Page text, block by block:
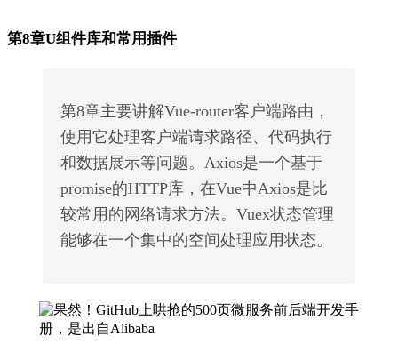
第8章U组件库和常用插件
第8章主要讲解Vue-router客户端路由，
使用它处理客户端请求路径、代码执行
和数据展示等问题。Axios是一个基于
promise的HTTP库，在Vue中Axios是比
较常用的网络请求方法。Vuex状态管理
能够在一个集中的空间处理应用状态。